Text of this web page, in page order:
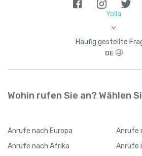
Yolla
>
Häufig gestellte
DE
Wohin rufen Sie an? Wählen
Anrufe nach Europa Anrufe
Anrufe nach Afrika Anrufe